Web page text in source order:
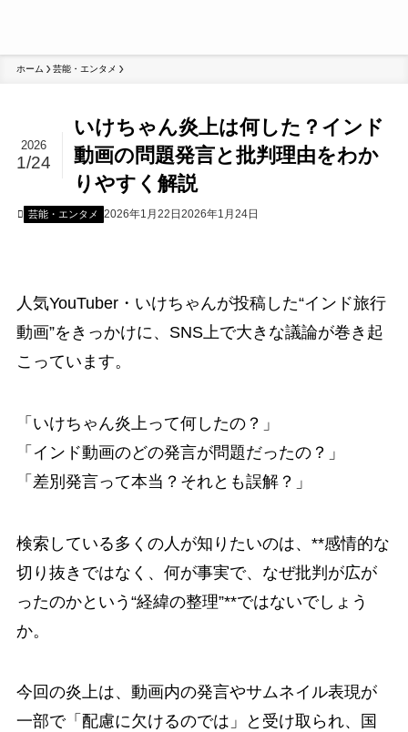
ホーム 芸能・エンタメ
いけちゃん炎上は何した？インド
動画の問題発言と批判理由をわか
りやすく解説
2026
1/24
芸能・エンタメ 2026年1月22日 2026年1月24日
人気YouTuber・いけちゃんが投稿した“インド旅行
動画”をきっかけに、SNS上で大きな議論が巻き起
こっています。
「いけちゃん炎上って何したの？」
「インド動画のどの発言が問題だったの？」
「差別発言って本当？それとも誤解？」
検索している多くの人が知りたいのは、**感情的な
切り抜きではなく、何が事実で、なぜ批判が広が
ったのかという“経緯の整理”**ではないでしょう
か。
今回の炎上は、動画内の発言やサムネイル表現が
一部で「配慮に欠けるのでは」と受け取られ、国